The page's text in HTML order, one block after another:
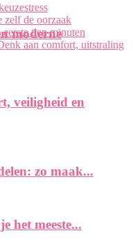
moderne
veiligheid en
zo maak...
het meeste...
zelf de oorzaak
tien minuten
aan comfort, uitstraling